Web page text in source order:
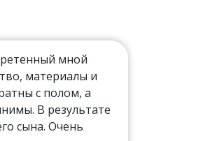
мной
материалы и
с полом, а
В результате
сына. Очень